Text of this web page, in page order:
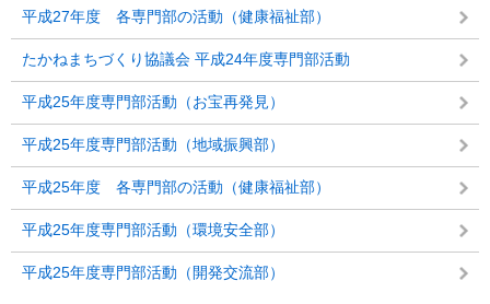
平成27年度 各専門部の活動（健康福祉部）
たかねまちづくり協議会 平成24年度専門部活動
平成25年度専門部活動（お宝再発見）
平成25年度専門部活動（地域振興部）
平成25年度 各専門部の活動（健康福祉部）
平成25年度専門部活動（環境安全部）
平成25年度専門部活動（開発交流部）